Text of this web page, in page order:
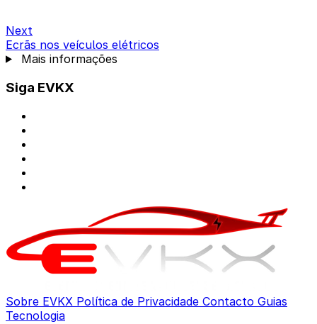
Next
Ecrãs nos veículos elétricos
Mais informações
Siga EVKX
Sobre EVKX Política de Privacidade Contacto Guias
Tecnologia